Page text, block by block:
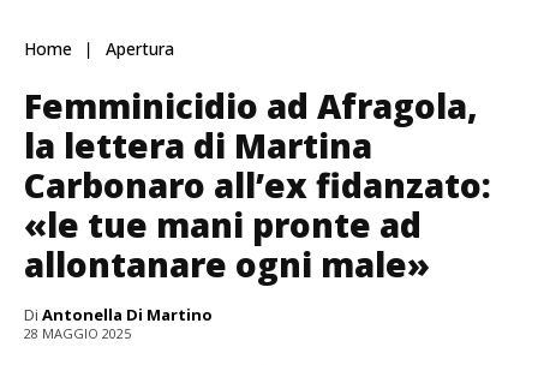
Home Apertura
Femminicidio ad Afragola,
la lettera di Martina
Carbonaro all’ex fidanzato:
«le tue mani pronte ad
allontanare ogni male»
Di Antonella Di Martino
28 MAGGIO 2025